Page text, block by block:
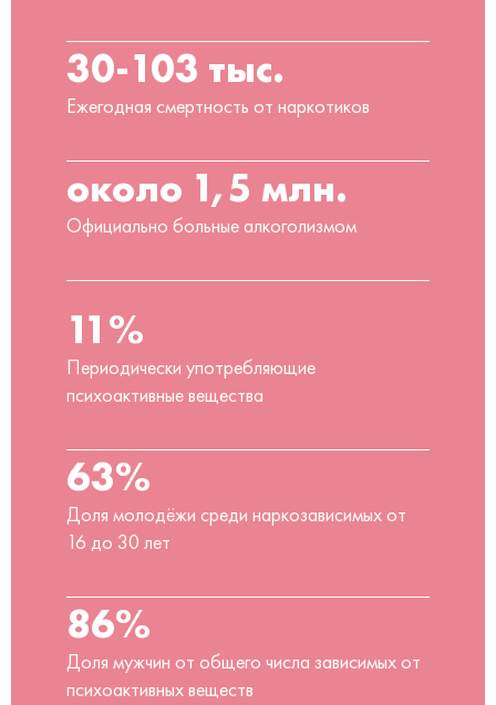
30-103 тыс.
Ежегодная смертность от наркотиков
около 1,5 млн.
Официально больные алкоголизмом
11%
Периодически употребляющие
психоактивные вещества
63%
Доля молодёжи среди наркозависимых от
16 до 30 лет
86%
Доля мужчин от общего числа зависимых от
психоактивных веществ